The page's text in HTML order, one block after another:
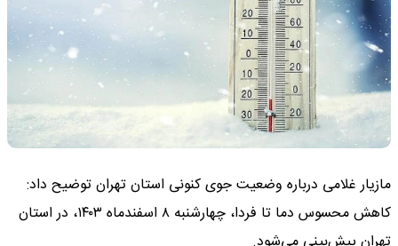
مازیار غلامی درباره وضعیت جوی کنونی استان تهران توضیح داد:
کاهش محسوس دما تا فردا، چهارشنبه ۸ اسفندماه ۱۴۰۳، در استان